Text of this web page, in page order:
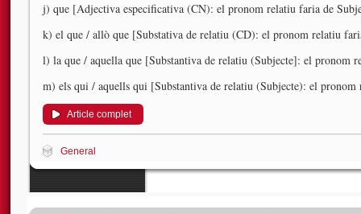
j) que [Adjectiva especificativa (CN): el pronom relatiu faria de
k) el que / allò que [Substativa de relatiu (CD): el pronom relatiu
l) la que / aquella que [Substantiva de relatiu (Subjecte]: el pronom
m) els qui / aquells qui [Substantiva de relatiu (Subjecte): el
Article complet
General